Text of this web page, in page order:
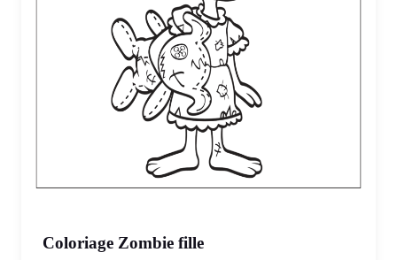
Coloriage Zombie fille